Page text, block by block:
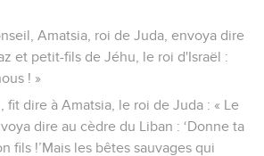
Amatsia, roi de Juda, envoya dire
et petit-fils de Jéhu, le roi d'Israël :
! »
fit dire à Amatsia, le roi de Juda : « Le
dire au cèdre du Liban : ‘Donne ta
fils !’Mais les bêtes sauvages qui